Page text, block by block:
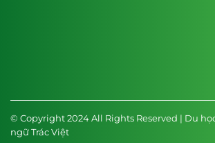
© Copyright 2024 All Rights Reserved | Du
ngữ Trác Việt